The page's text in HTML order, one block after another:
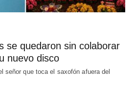
se quedaron sin colaborar
nuevo disco
señor que toca el saxofón afuera del